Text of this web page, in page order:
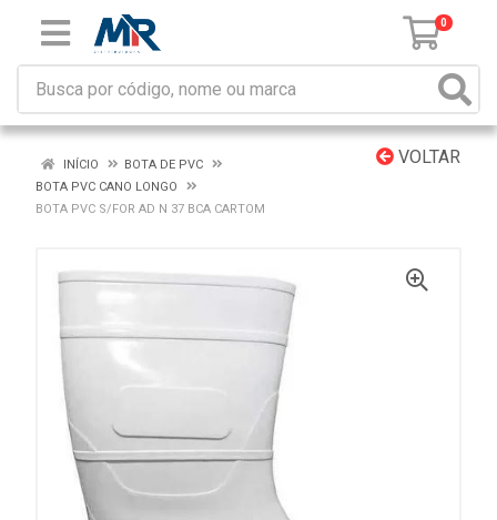
0
VOLTAR
INÍCIO
BOTA DE PVC
BOTA PVC CANO LONGO
BOTA PVC S/FOR AD N 37 BCA CARTOM